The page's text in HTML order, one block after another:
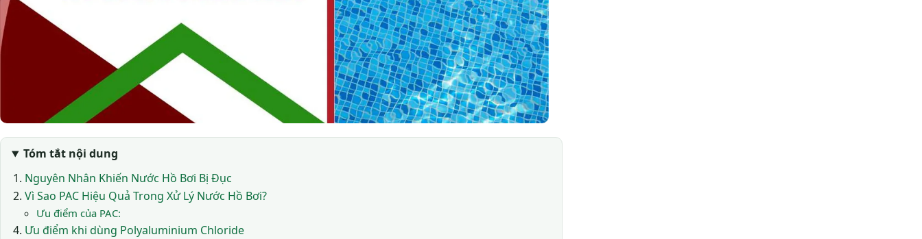
Tóm tắt nội dung
Nguyên Nhân Khiến Nước Hồ Bơi Bị Đục
Vì Sao PAC Hiệu Quả Trong Xử Lý Nước Hồ Bơi?
Ưu điểm của PAC:
Ưu điểm khi dùng Polyaluminium Chloride